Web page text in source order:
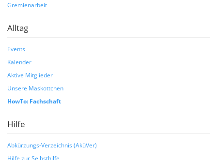
Gremienarbeit
Alltag
Events
Kalender
Aktive Mitglieder
Unsere Maskottchen
HowTo: Fachschaft
Hilfe
Abkürzungs-Verzeichnis (AküVer)
Hilfe zur Selbsthilfe